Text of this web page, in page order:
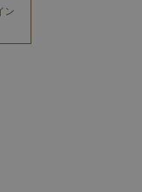
ン